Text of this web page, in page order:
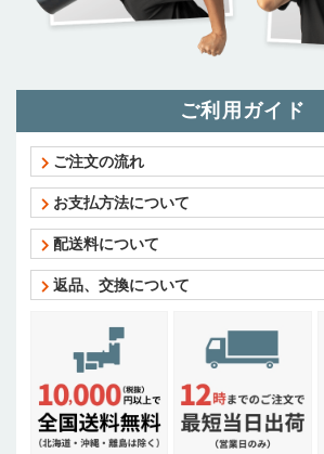
ご利用ガイド
ご注文の流れ
お支払方法について
配送料について
返品、交換について